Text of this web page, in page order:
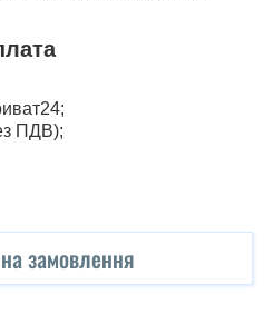
ПДВ);
замовлення